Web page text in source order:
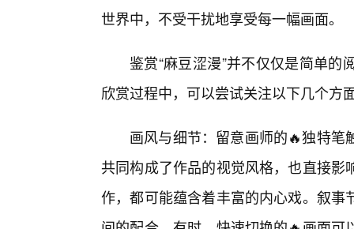
世界中，不受干扰地享受每一幅画面。
鉴赏“麻豆涩漫”并不仅仅是简单
欣赏过程中，可以尝试关注以下几个方
画风与细节：留意画师的🔥独特
共同构成了作品的视觉风格，也直接
作，都可能蕴含着丰富的内心戏。叙